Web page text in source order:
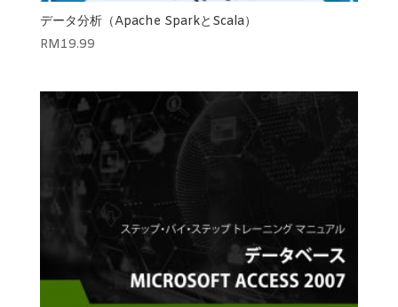
データ分析（Apache SparkとScala）
RM19.99